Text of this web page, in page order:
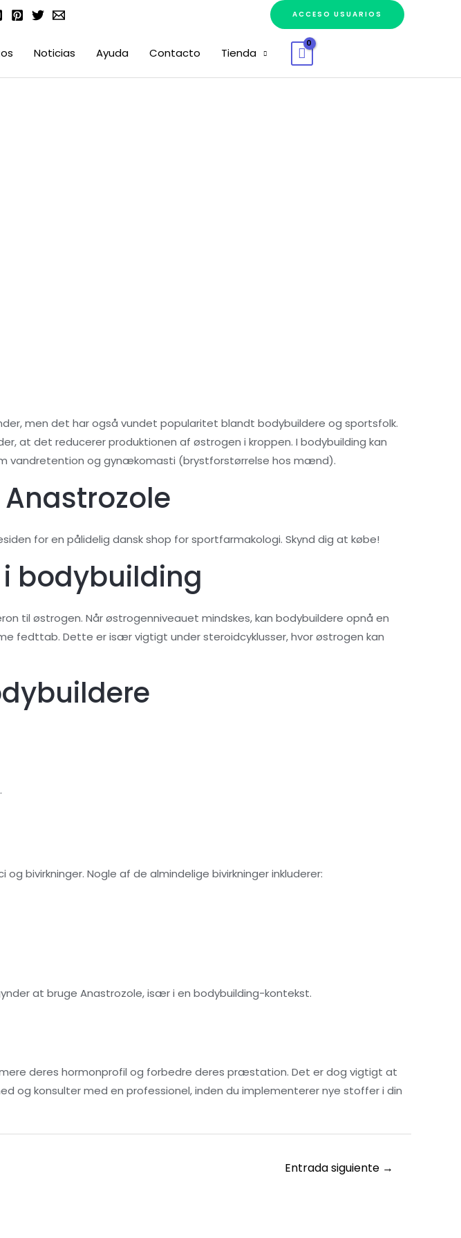
ACCESO USUARIOS
Noticias Ayuda Contacto Tienda
men det har også vundet popularitet blandt bodybuildere og sportsfolk.
at det reducerer produktionen af østrogen i kroppen. I bodybuilding kan
vandretention og gynækomasti (brystforstørrelse hos mænd).
for en pålidelig dansk shop for sportfarmakologi. Skynd dig at købe!
bodybuilding
til østrogen. Når østrogenniveauet mindskes, kan bodybuildere opnå en
fedttab. Dette er især vigtigt under steroidcyklusser, hvor østrogen kan
bivirkninger. Nogle af de almindelige bivirkninger inkluderer:
at bruge Anastrozole, især i en bodybuilding-kontekst.
deres hormonprofil og forbedre deres præstation. Det er dog vigtigt at
og konsulter med en professionel, inden du implementerer nye stoffer i din
Entrada siguiente →